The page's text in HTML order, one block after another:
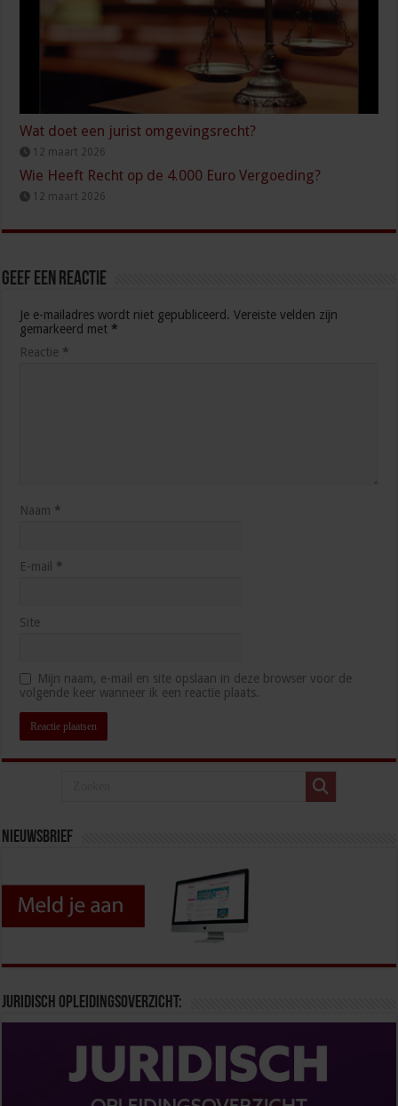
Wat doet een jurist omgevingsrecht?
12 maart 2026
Wie Heeft Recht op de 4.000 Euro Vergoeding?
12 maart 2026
Geef een reactie
Je e-mailadres wordt niet gepubliceerd. Vereiste velden zijn
gemarkeerd met *
Reactie *
Naam *
E-mail *
Site
Mijn naam, e-mail en site opslaan in deze browser voor de
volgende keer wanneer ik een reactie plaats.
Nieuwsbrief
Juridisch opleidingsoverzicht: